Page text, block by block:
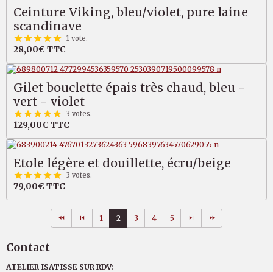
Ceinture Viking, bleu/violet, pure laine
scandinave
1 vote.
28,00€ TTC
Gilet bouclette épais très chaud, bleu -
vert - violet
3 votes.
129,00€ TTC
Etole légère et douillette, écru/beige
3 votes.
79,00€ TTC
1 2 3 4 5
Contact
ATELIER ISATISSE SUR RDV: